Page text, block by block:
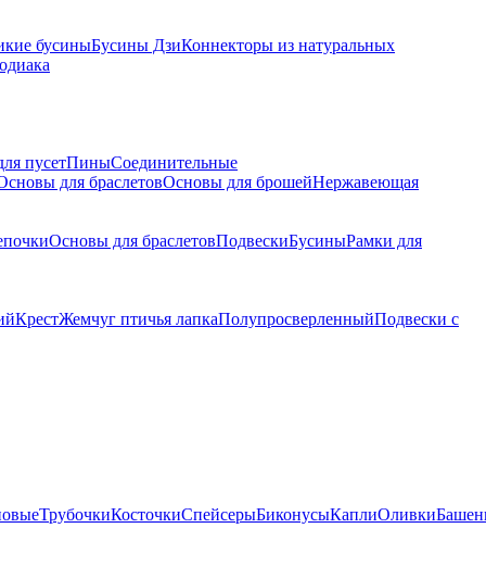
бусиныБусины ДзиКоннекторы из натуральных
пусетПиныСоединительные
для браслетовОсновы для брошейНержавеющая
Основы для браслетовПодвескиБусиныРамки для
КрестЖемчуг птичья лапкаПолупросверленныйПодвески с
ТрубочкиКосточкиСпейсерыБиконусыКаплиОливки